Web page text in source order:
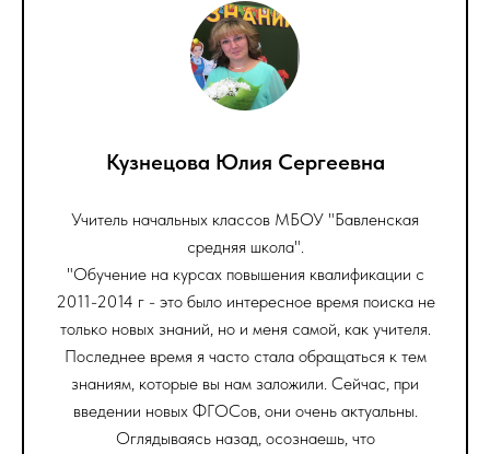
Кузнецова Юлия Сергеевна
Учитель начальных классов МБОУ "Бавленская
средняя школа".
"Обучение на курсах повышения квалификации с
2011-2014 г - это было интересное время поиска не
только новых знаний, но и меня самой, как учителя.
Последнее время я часто стала обращаться к тем
знаниям, которые вы нам заложили. Сейчас, при
введении новых ФГОСов, они очень актуальны.
Оглядываясь назад, осознаешь, что